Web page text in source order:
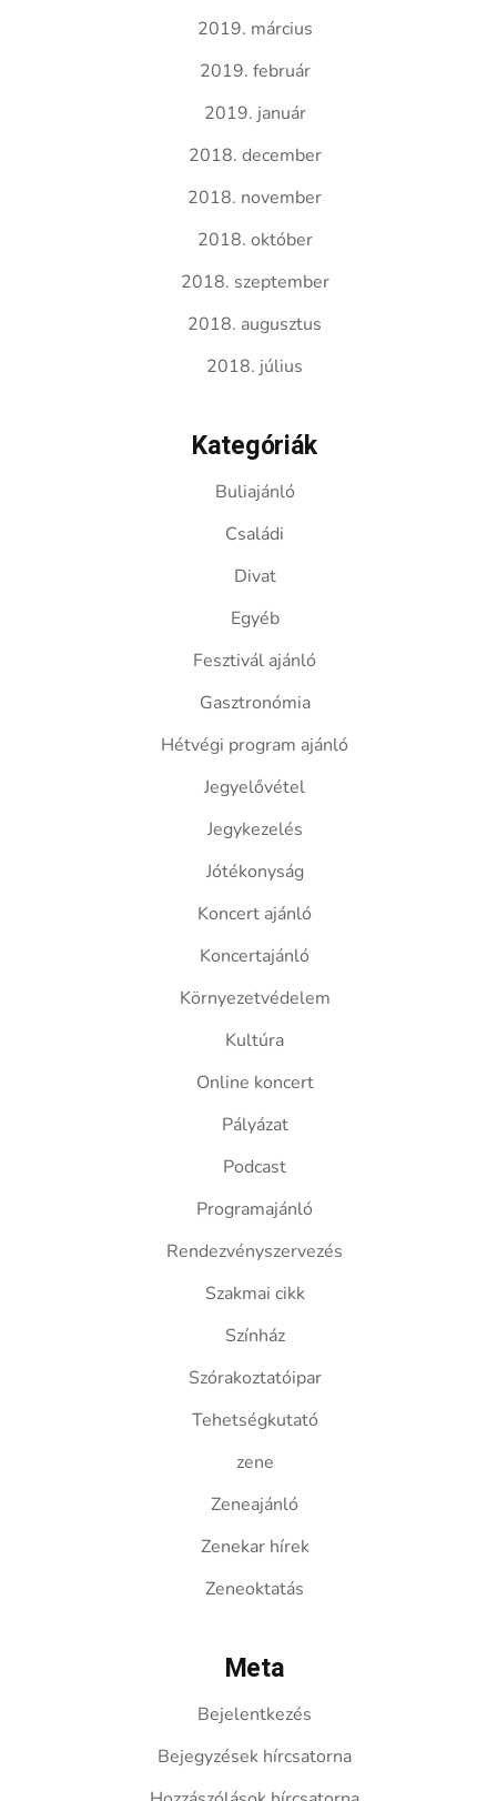
2019. március
2019. február
2019. január
2018. december
2018. november
2018. október
2018. szeptember
2018. augusztus
2018. július
Kategóriák
Buliajánló
Családi
Divat
Egyéb
Fesztivál ajánló
Gasztronómia
Hétvégi program ajánló
Jegyelővétel
Jegykezelés
Jótékonyság
Koncert ajánló
Koncertajánló
Környezetvédelem
Kultúra
Online koncert
Pályázat
Podcast
Programajánló
Rendezvényszervezés
Szakmai cikk
Színház
Szórakoztatóipar
Tehetségkutató
zene
Zeneajánló
Zenekar hírek
Zeneoktatás
Meta
Bejelentkezés
Bejegyzések hírcsatorna